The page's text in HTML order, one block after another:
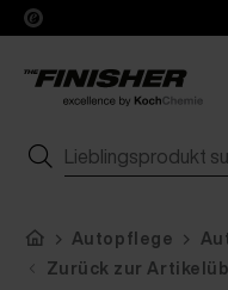
Autopflege
Zurück zur